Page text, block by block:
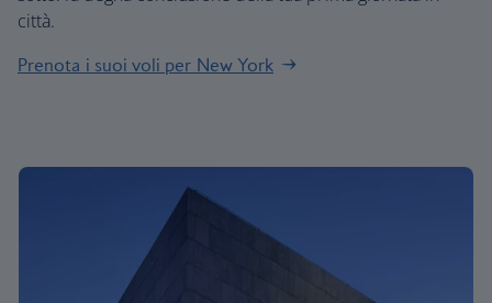
città.
Prenota i suoi voli per New York